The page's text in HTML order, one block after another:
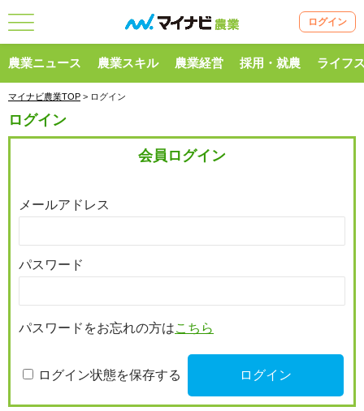
ログイン
農業ニュース 農業スキル 農業経営 採用・就農 ライフ
マイナビ農業TOP > ログイン
ログイン
会員ログイン
メールアドレス
パスワード
パスワードをお忘れの方はこちら
ログイン状態を保存する